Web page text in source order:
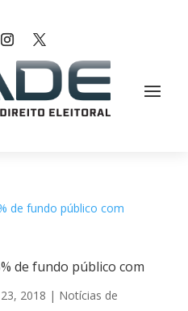
de fundo público com
2018 | Notícias de